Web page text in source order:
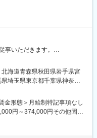
頑張り次第で大幅な年収UP
会社指定業者）
社のプロジェクトで働ける
門性の高いキャリア形成
解）
ーなど周囲のサポートを受
ジの可能性アリ）
事いただきます。
上のプロジェクトが稼働
キャリア形成に直結するた
慮しながら、常時60以上の
海道青森県秋田県岩手県宮
埼玉県東京都千葉県神奈川
金形態＞月給制特記事項なし
円～374,000円その他固定